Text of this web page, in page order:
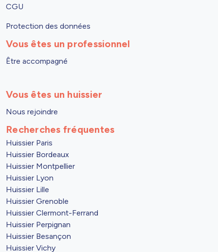
CGU
Protection des données
Vous êtes un professionnel
Être accompagné
Vous êtes un huissier
Nous rejoindre
Recherches fréquentes
Huissier Paris
Huissier Bordeaux
Huissier Montpellier
Huissier Lyon
Huissier Lille
Huissier Grenoble
Huissier Clermont-Ferrand
Huissier Perpignan
Huissier Besançon
Huissier Vichy